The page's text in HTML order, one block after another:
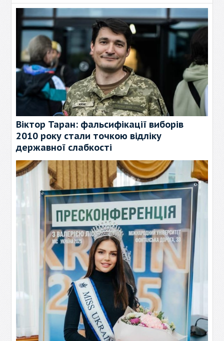
Віктор Таран: фальсифікації виборів
2010 року стали точкою відліку
державної слабкості